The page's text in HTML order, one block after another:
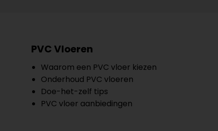
PVC Vloeren
Waarom een PVC vloer kiezen
Onderhoud PVC vloeren
Doe-het-zelf tips
PVC vloer aanbiedingen